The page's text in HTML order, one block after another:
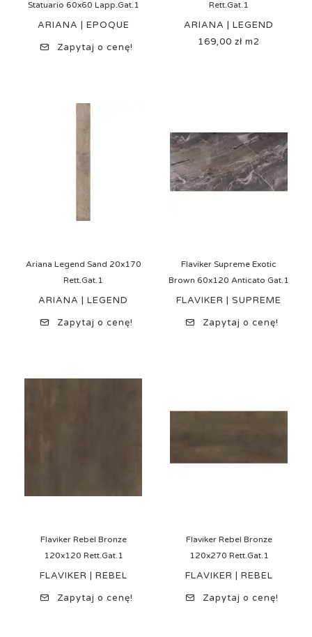
Statuario 60x60 Lapp.Gat.1
ARIANA | EPOQUE
Zapytaj o cenę!
Rett.Gat.1
ARIANA | LEGEND
Cena
169,00 zł m2
Ariana Legend Sand 20x170
Rett.Gat.1
ARIANA | LEGEND
Zapytaj o cenę!
Flaviker Supreme Exotic
Brown 60x120 Anticato Gat.1
FLAVIKER | SUPREME
Zapytaj o cenę!
Flaviker Rebel Bronze
120x120 Rett.Gat.1
FLAVIKER | REBEL
Zapytaj o cenę!
Flaviker Rebel Bronze
120x270 Rett.Gat.1
FLAVIKER | REBEL
Zapytaj o cenę!